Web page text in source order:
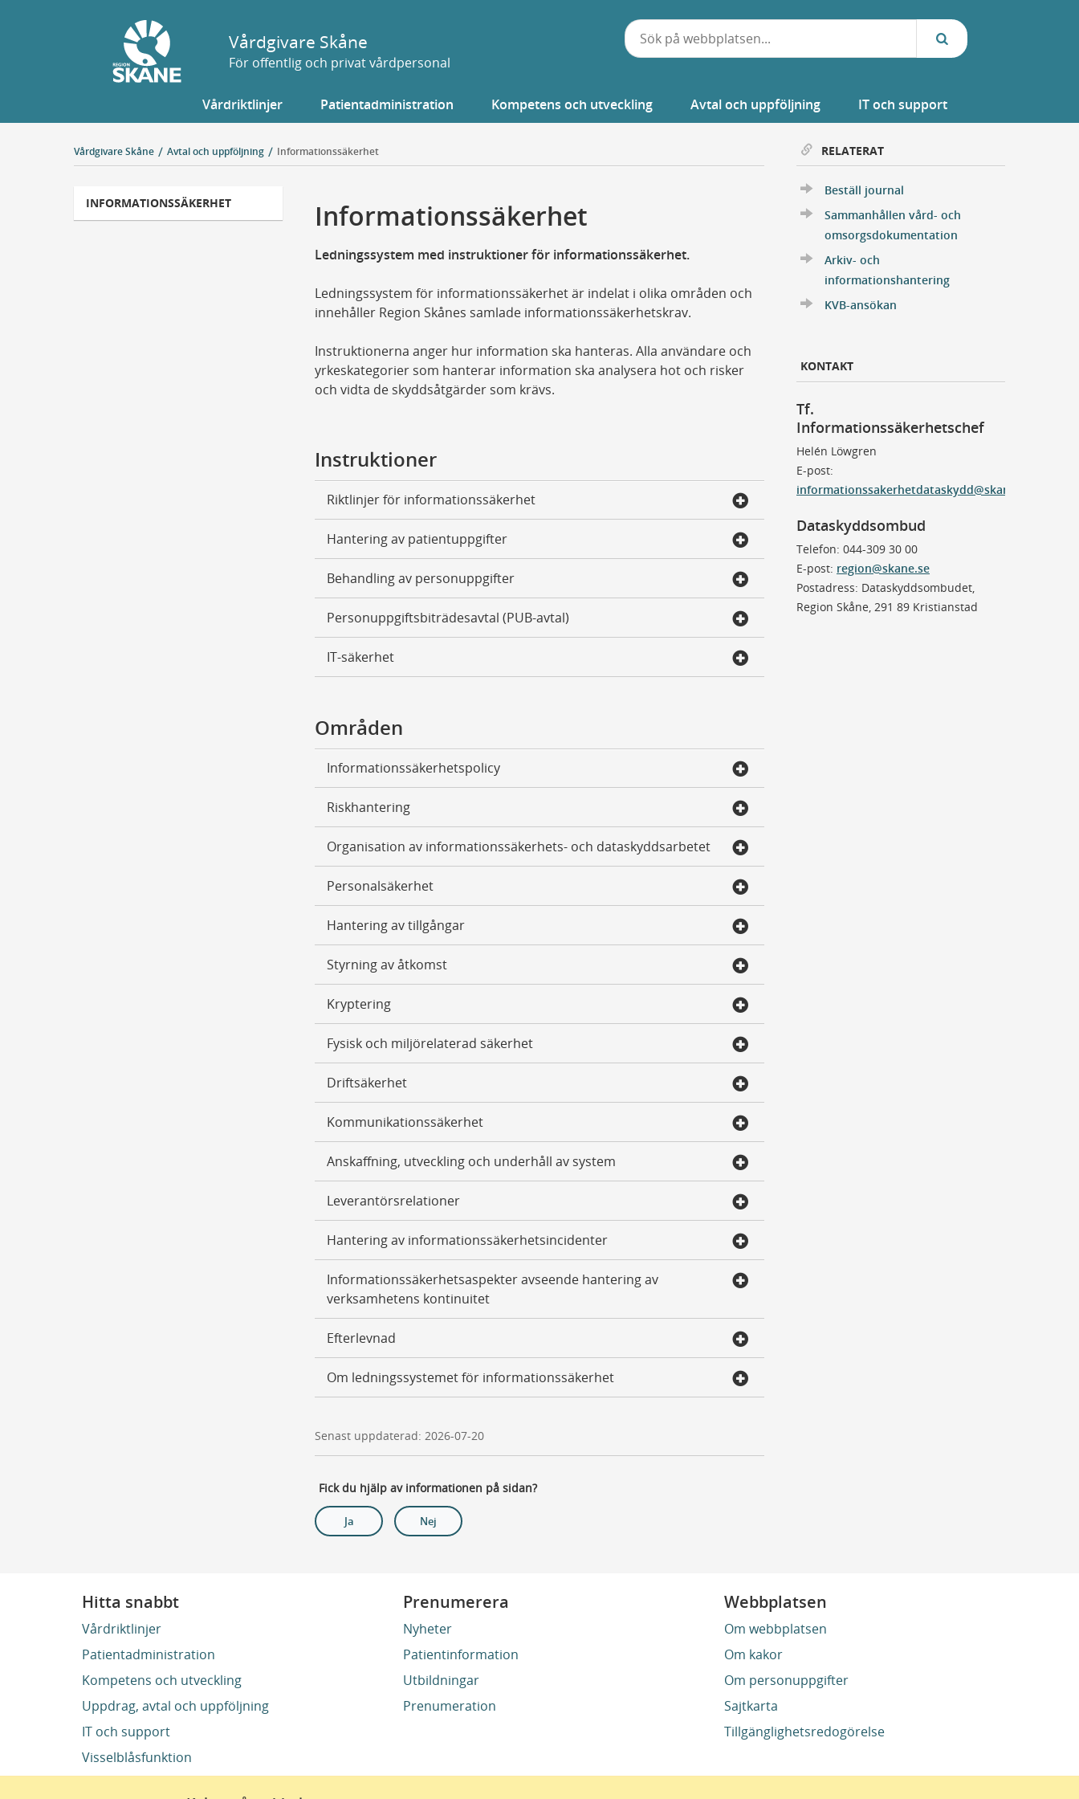
Vårdgivare Skåne
För offentlig och privat vårdpersonal
Vårdriktlinjer Patientadministration Kompetens och utveckling Avtal och uppföljning IT och support
Vårdgivare Skåne Avtal och uppföljning Informationssäkerhet
INFORMATIONSSÄKERHET Informationssäkerhet
Ledningssystem med instruktioner för informationssäkerhet.
Ledningssystem för informationssäkerhet är indelat i olika områden och
innehåller Region Skånes samlade informationssäkerhetskrav.
Instruktionerna anger hur information ska hanteras. Alla användare och
yrkeskategorier som hanterar information ska analysera hot och risker
och vidta de skyddsåtgärder som krävs.
Instruktioner
Riktlinjer för informationssäkerhet
Hantering av patientuppgifter
Behandling av personuppgifter
Personuppgiftsbiträdesavtal (PUB-avtal)
IT-säkerhet
Områden
Informationssäkerhetspolicy
Riskhantering
Organisation av informationssäkerhets- och dataskyddsarbetet
Personalsäkerhet
Hantering av tillgångar
Styrning av åtkomst
Kryptering
Fysisk och miljörelaterad säkerhet
Driftsäkerhet
Kommunikationssäkerhet
Anskaffning, utveckling och underhåll av system
Leverantörsrelationer
Hantering av informationssäkerhetsincidenter
Informationssäkerhetsaspekter avseende hantering av
verksamhetens kontinuitet
Efterlevnad
Om ledningssystemet för informationssäkerhet
Senast uppdaterad: 2026-07-20
Fick du hjälp av informationen på sidan?
Ja Nej
RELATERAT
Beställ journal
Sammanhållen vård- och
omsorgsdokumentation
Arkiv- och
informationshantering
KVB-ansökan
KONTAKT
Tf.
Informationssäkerhetschef
Helén Löwgren
E-post:
informationssakerhetdataskydd@skane.se
Dataskyddsombud
Telefon: 044-309 30 00
E-post: region@skane.se
Postadress: Dataskyddsombudet,
Region Skåne, 291 89 Kristianstad
Hitta snabbt
Vårdriktlinjer
Patientadministration
Kompetens och utveckling
Uppdrag, avtal och uppföljning
IT och support
Visselblåsfunktion
Prenumerera
Nyheter
Patientinformation
Utbildningar
Prenumeration
Webbplatsen
Om webbplatsen
Om kakor
Om personuppgifter
Sajtkarta
Tillgänglighetsredogörelse